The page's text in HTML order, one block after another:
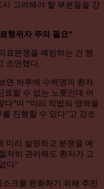
고려해야 할 부분들을 강
행위자 주의 필요”
료분쟁을 예방하는 건 행
조언했다.
면 하루에 수백명의 환자
료할 수 없는 노릇인데 어
”며 “미리 적법의 영역을
진행할 수 있다”고 강조
미리 설명하고 분쟁을 예
저히 관리해도 환자가 고
다”
크를 완화하기 위해 추진